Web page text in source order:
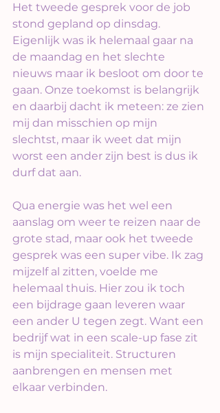
Het tweede gesprek voor de job
stond gepland op dinsdag.
Eigenlijk was ik helemaal gaar na
de maandag en het slechte
nieuws maar ik besloot om door te
gaan. Onze toekomst is belangrijk
en daarbij dacht ik meteen: ze zien
mij dan misschien op mijn
slechtst, maar ik weet dat mijn
worst een ander zijn best is dus ik
durf dat aan.
Qua energie was het wel een
aanslag om weer te reizen naar de
grote stad, maar ook het tweede
gesprek was een super vibe. Ik zag
mijzelf al zitten, voelde me
helemaal thuis. Hier zou ik toch
een bijdrage gaan leveren waar
een ander U tegen zegt. Want een
bedrijf wat in een scale-up fase zit
is mijn specialiteit. Structuren
aanbrengen en mensen met
elkaar verbinden.